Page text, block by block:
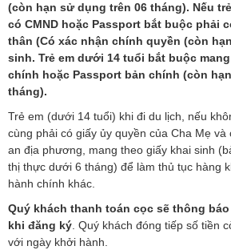
(còn hạn sử dụng trên 06 tháng). Nếu
có CMND hoặc Passport bắt buộc phải
thân (Có xác nhận chính quyền (còn
sinh. Trẻ em dưới 14 tuổi bắt buộc
chính hoặc Passport bản chính (còn
tháng).
Trẻ em (dưới 14 tuổi) khi đi du lịch, nếu
cùng phải có giấy ủy quyền của Cha Mẹ và
an địa phương, mang theo giấy khai sinh
thị thực dưới 6 tháng) để làm thủ tục hàng
hành chính khác.
Quý khách thanh toán cọc sẽ thông
khi đăng ký . Quý khách đóng tiếp số tiền
với ngày khởi hành.